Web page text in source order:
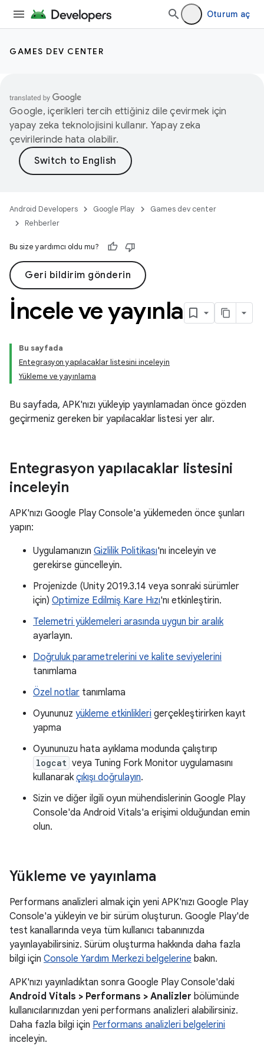
Oturum aç
GAMES DEV CENTER
Google, içerikleri tercih ettiğiniz dile çevirmek için
yapay zeka teknolojisini kullanır. Yapay zeka
çevirilerinde hata olabilir.
Android Developers Google Play
Games dev center
Rehberler
Bu size yardımcı oldu mu?
Geri bildirim gönderin
İncele ve yayınla
Bu sayfada
Entegrasyon yapılacaklar listesini inceleyin
Yükleme ve yayınlama
Bu sayfada, APK'nızı yükleyip yayınlamadan önce gözden
geçirmeniz gereken bir yapılacaklar listesi yer alır.
Entegrasyon yapılacaklar listesini
inceleyin
APK'nızı Google Play Console'a yüklemeden önce şunları
yapın:
Uygulamanızın Gizlilik Politikası'nı inceleyin ve
gerekirse güncelleyin.
Projenizde (Unity 2019.3.14 veya sonraki sürümler
için) Optimize Edilmiş Kare Hızı'nı etkinleştirin.
Telemetri yüklemeleri arasında uygun bir aralık
ayarlayın.
Doğruluk parametrelerini ve kalite seviyelerini
tanımlama
Özel notlar tanımlama
Oyununuz yükleme etkinlikleri gerçekleştirirken kayıt
yapma
Oyununuzu hata ayıklama modunda çalıştırıp
logcat veya Tuning Fork Monitor uygulamasını
kullanarak çıkışı doğrulayın.
Sizin ve diğer ilgili oyun mühendislerinin Google Play
Console'da Android Vitals'a erişimi olduğundan emin
olun.
Yükleme ve yayınlama
Performans analizleri almak için yeni APK'nızı Google Play
Console'a yükleyin ve bir sürüm oluşturun. Google Play'de
test kanallarında veya tüm kullanıcı tabanınızda
yayınlayabilirsiniz. Sürüm oluşturma hakkında daha fazla
bilgi için Console Yardım Merkezi belgelerine bakın.
APK'nızı yayınladıktan sonra Google Play Console'daki
Android Vitals > Performans > Analizler bölümünde
kullanıcılarınızdan yeni performans analizleri alabilirsiniz.
Daha fazla bilgi için Performans analizleri belgelerini
inceleyin.